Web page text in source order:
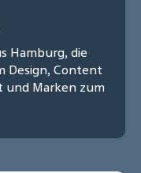
Hamburg, die
Design, Content
und Marken zum